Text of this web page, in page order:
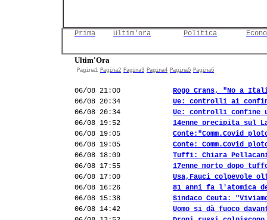
Prima Ultim'ora Politica
Ultim'Ora
Pagina1 Pagina2 Pagina3 Pagina4 Pagina5 Pagina6
06/08 21:00
Rogo Crans, "No a
06/08 20:34
Ue: controlli ai
06/08 20:34
Ue: controlli confine
06/08 19:52
14enne precipita sul
06/08 19:05
Conte:"Comm.Covid
06/08 19:05
Conte: Comm.Covid
06/08 18:09
Tuffi: Chiara
06/08 17:55
17enne morto dopo
06/08 17:00
Usa,Fauci colpevole
06/08 16:26
81 anni fa l'atomica
06/08 15:38
Sindaco Ceuta:
06/08 14:42
Uomo si dà fuoco